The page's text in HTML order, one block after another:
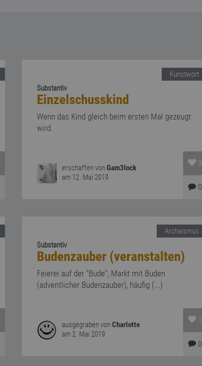
Kunstwort
Substantiv
Einzelschusskind
Wenn das Kind gleich beim ersten Mal gezeugt
wird.
erschaffen von Gam3lock
am 12. Mai 2019
3
0
Archaismus
Substantiv
Budenzauber (veranstalten)
Feierei auf der "Bude", Markt mit Buden
(adventlicher Budenzauber), häufig (...)
ausgegraben von Charlotte
am 2. Mai 2019
1
0